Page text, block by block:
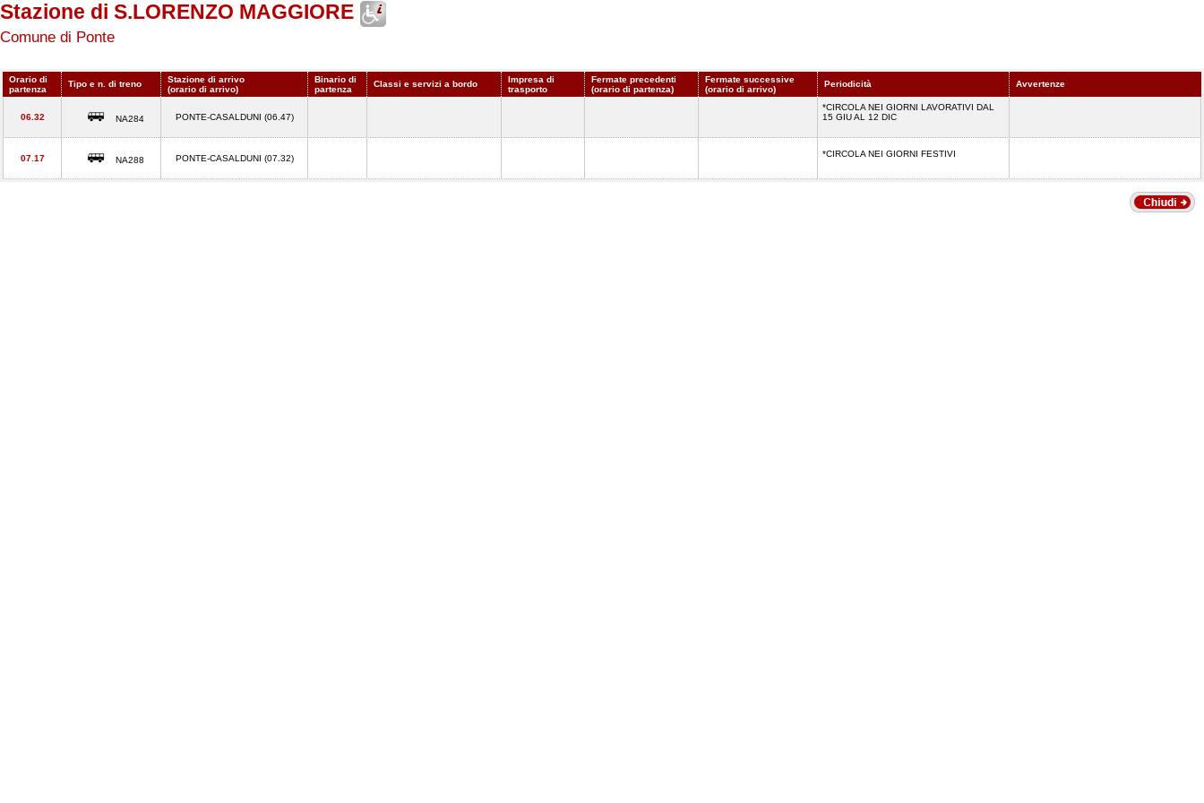
Stazione di S.LORENZO MAGGIORE
Comune di Ponte
Orario di
partenza
Tipo e n. di treno
Stazione di arrivo
(orario di arrivo)
Binario di
partenza
Classi e servizi a bordo
Impresa di
trasporto
Fermate precedenti
(orario di partenza)
Fermate successive
(orario di arrivo)
Periodicità Avvertenze
06.32 NA284 PONTE-CASALDUNI (06.47)
*CIRCOLA NEI GIORNI LAVORATIVI DAL
15 GIU AL 12 DIC
07.17 NA288 PONTE-CASALDUNI (07.32) *CIRCOLA NEI GIORNI FESTIVI